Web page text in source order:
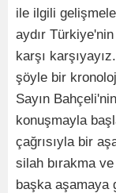
ile ilgili
aydır
karşı
şöyle bir
Sayın
konuşmayla
çağrısıyla bir
silah bırakma
başka aşamaya